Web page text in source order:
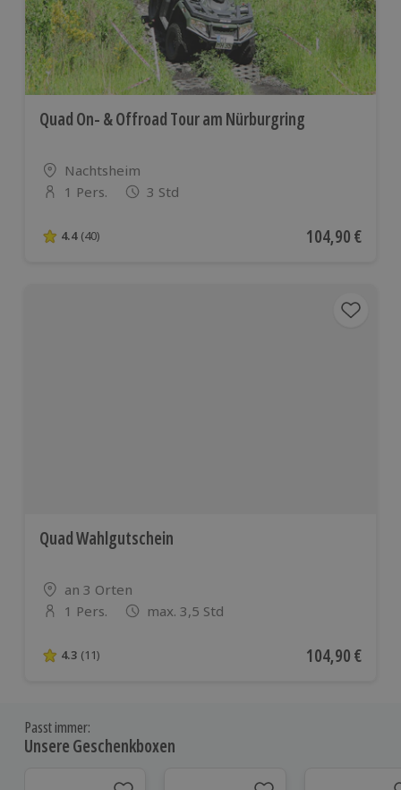
Quad On- & Offroad Tour am Nürburgring
Standort
Nachtsheim
Anzahl der Teilnehmer
1 Pers. 3 Std
4.4 von 5 Sternen basierend auf 40 Bewertungen
4.4 (40) Aktueller Preis
104,90 €
Quad Wahlgutschein
Standort
an 3 Orten
Anzahl der Teilnehmer
1 Pers. max. 3,5 Std
4.3 von 5 Sternen basierend auf 11 Bewertungen
4.3 (11) Aktueller Preis
104,90 €
Passt immer:
Unsere Geschenkboxen